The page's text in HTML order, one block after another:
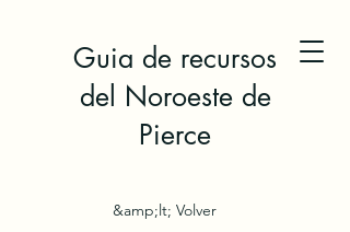
Guia de recursos
del Noroeste de
Pierce
&amp;lt; Volver